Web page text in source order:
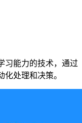
习能力的技术，通过
处理和决策。